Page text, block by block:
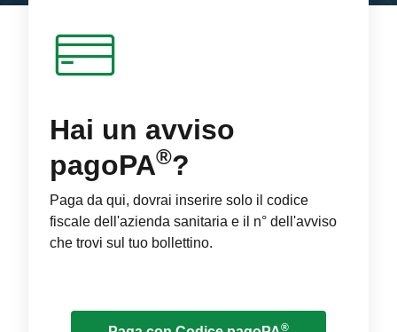
Hai un avviso
pagoPA®?
Paga da qui, dovrai inserire solo il codice
fiscale dell'azienda sanitaria e il n° dell'avviso
che trovi sul tuo bollettino.
®